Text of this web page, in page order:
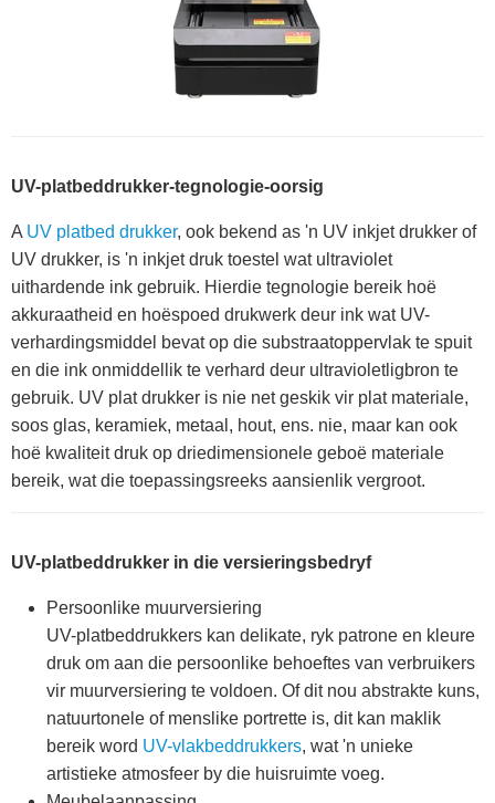
UV-platbeddrukker-tegnologie-oorsig
A UV platbed drukker, ook bekend as 'n UV inkjet drukker of
UV drukker, is 'n inkjet druk toestel wat ultraviolet
uithardende ink gebruik. Hierdie tegnologie bereik hoë
akkuraatheid en hoëspoed drukwerk deur ink wat UV-
verhardingsmiddel bevat op die substraatoppervlak te spuit
en die ink onmiddellik te verhard deur ultravioletligbron te
gebruik. UV plat drukker is nie net geskik vir plat materiale,
soos glas, keramiek, metaal, hout, ens. nie, maar kan ook
hoë kwaliteit druk op driedimensionele geboë materiale
bereik, wat die toepassingsreeks aansienlik vergroot.
UV-platbeddrukker in die versieringsbedryf
Persoonlike muurversiering
UV-platbeddrukkers kan delikate, ryk patrone en kleure
druk om aan die persoonlike behoeftes van verbruikers
vir muurversiering te voldoen. Of dit nou abstrakte kuns,
natuurtonele of menslike portrette is, dit kan maklik
bereik word UV-vlakbeddrukkers, wat 'n unieke
artistieke atmosfeer by die huisruimte voeg.